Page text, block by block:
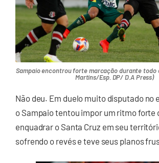
Sampaio encontrou forte marcação durante todo
Martins/Esp. DP/ D.A Press)
Não deu. Em duelo muito disputado no
o Sampaio tentou impor um ritmo forte
enquadrar o Santa Cruz em seu
sofrendo o revés e teve seus planos